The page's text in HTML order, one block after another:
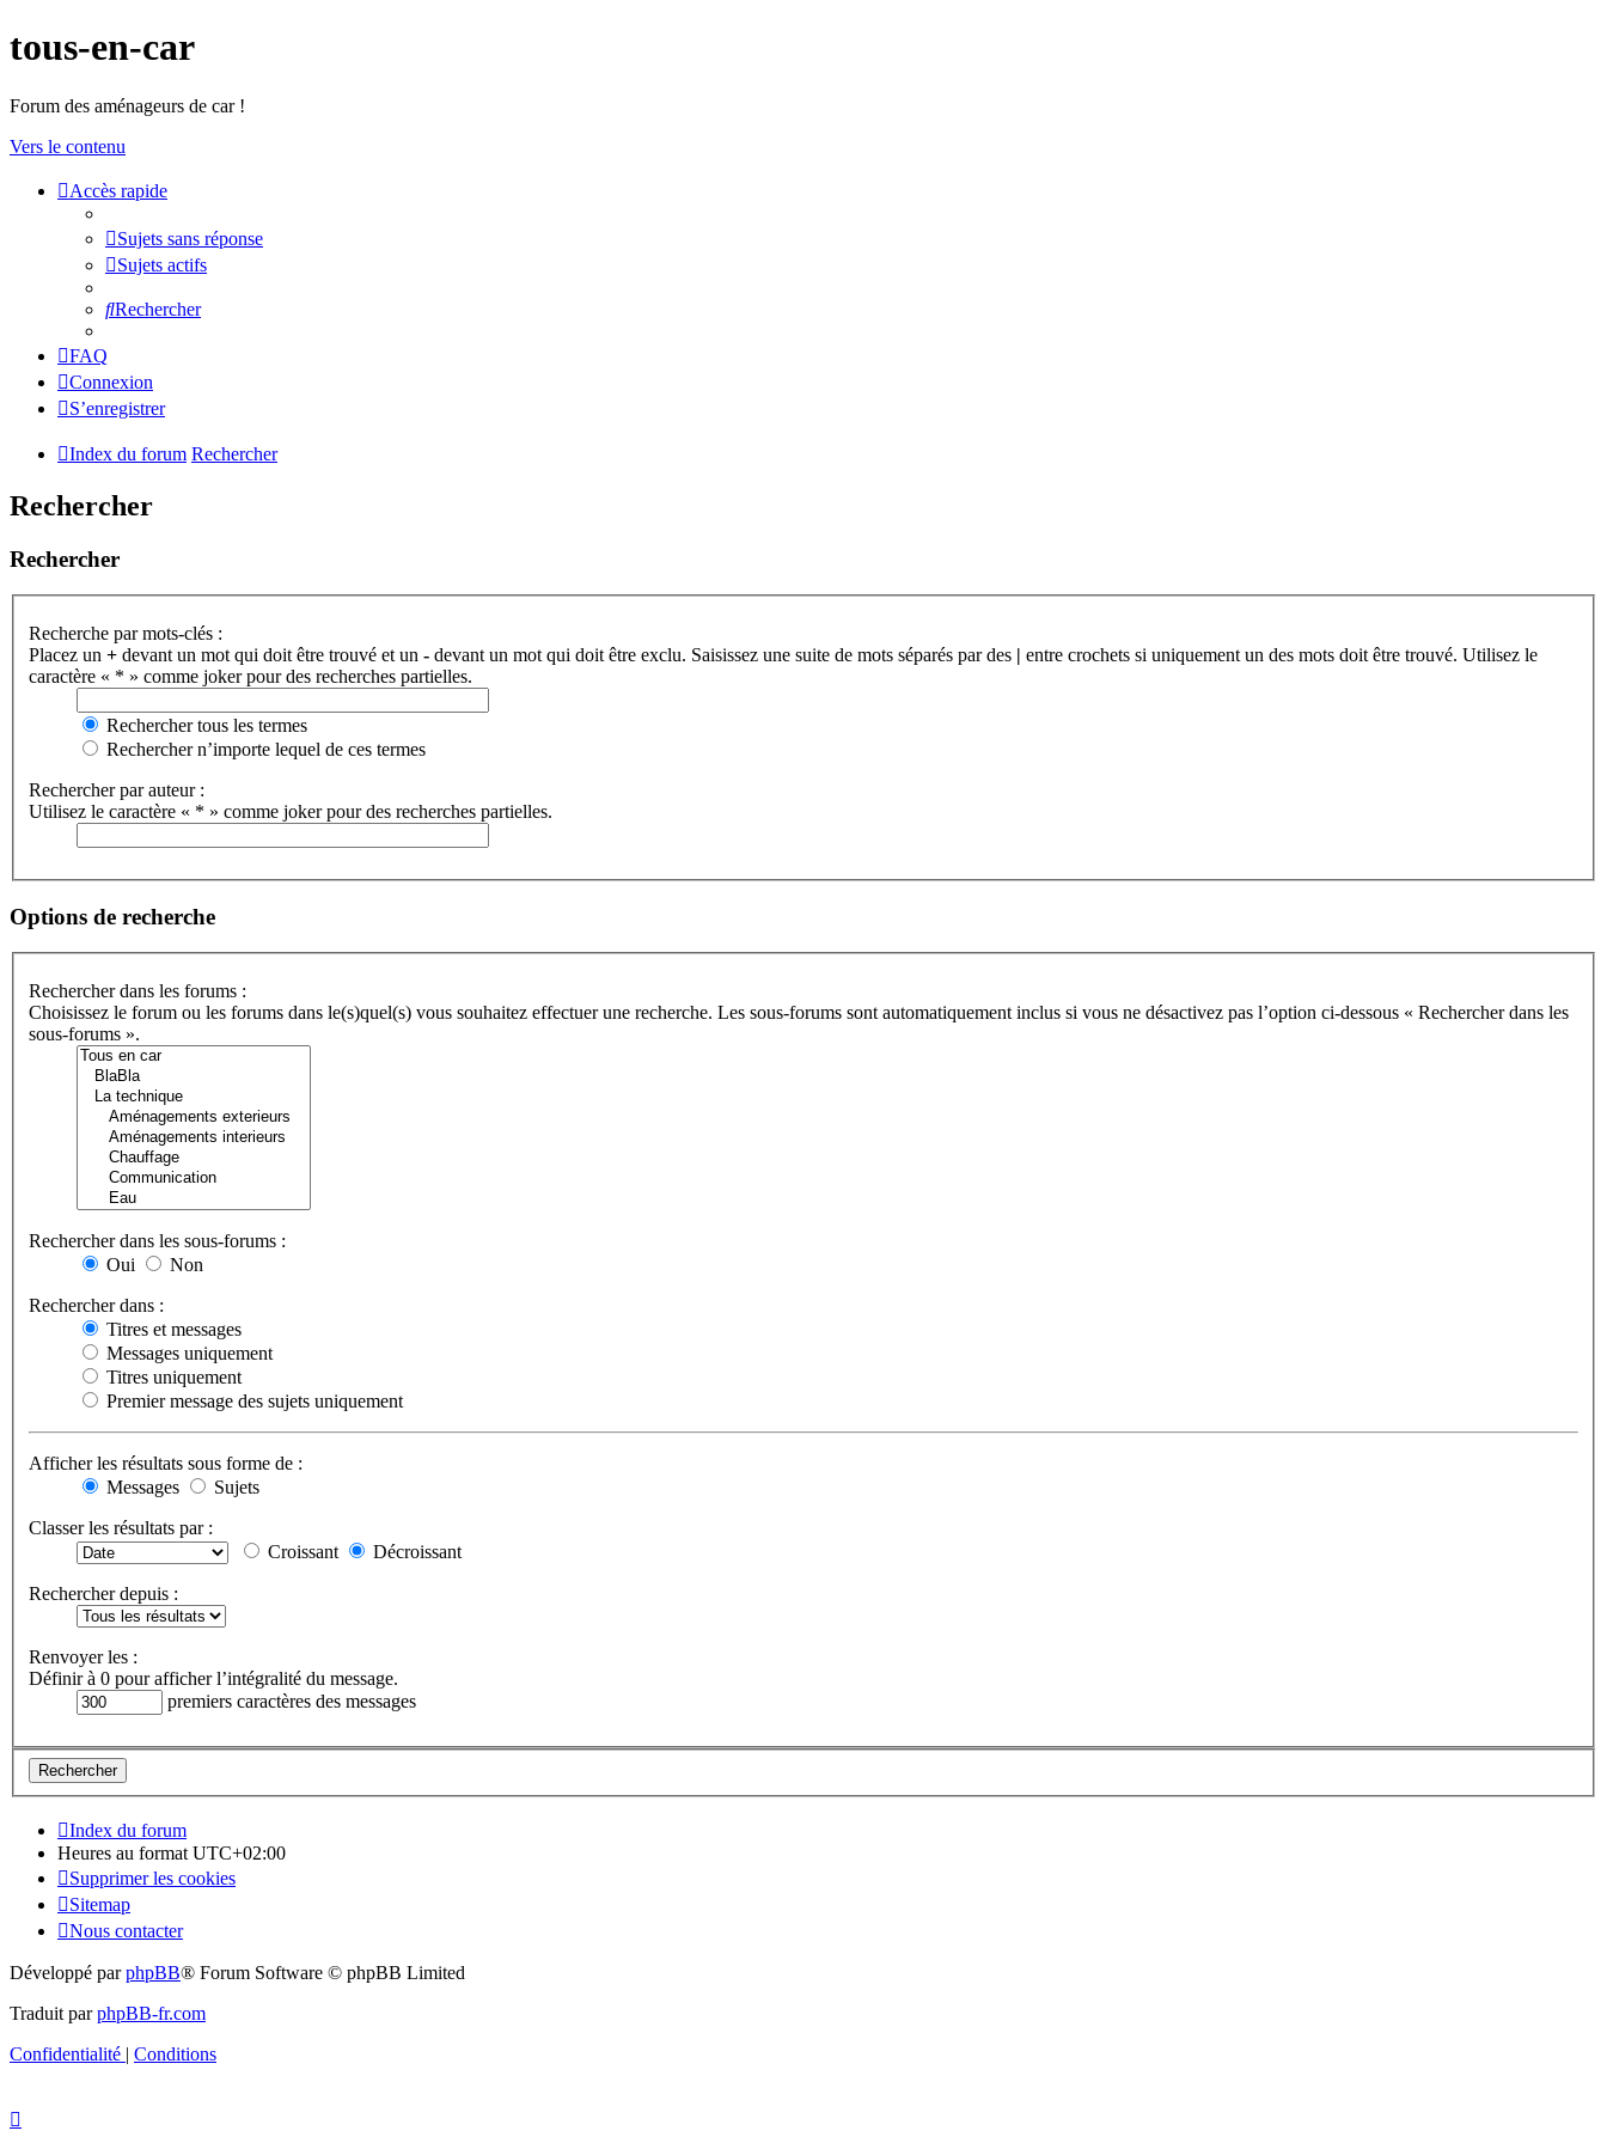
tous-en-car
Forum des aménageurs de car !
Vers le contenu
Accès rapide
Sujets sans réponse
Sujets actifs
Rechercher
FAQ
Connexion
S’enregistrer
Index du forum Rechercher
Rechercher
Rechercher
Recherche par mots-clés :
Placez un + devant un mot qui doit être trouvé et un - devant un mot qui doit être exclu. Saisissez une suite de mots séparés par des | entre crochets si uniquement un des mots doit être trouvé. Utilisez le
caractère « * » comme joker pour des recherches partielles.
Rechercher tous les termes
Rechercher n’importe lequel de ces termes
Rechercher par auteur :
Utilisez le caractère « * » comme joker pour des recherches partielles.
Options de recherche
Rechercher dans les forums :
Choisissez le forum ou les forums dans le(s)quel(s) vous souhaitez effectuer une recherche. Les sous-forums sont automatiquement inclus si vous ne désactivez pas l’option ci-dessous « Rechercher dans les
sous-forums ».
Rechercher dans les sous-forums :
Oui
Non
Rechercher dans :
Titres et messages
Messages uniquement
Titres uniquement
Premier message des sujets uniquement
Afficher les résultats sous forme de :
Messages
Sujets
Classer les résultats par :
Croissant
Décroissant
Rechercher depuis :
Renvoyer les :
Définir à 0 pour afficher l’intégralité du message.
premiers caractères des messages
Index du forum
Heures au format UTC+02:00
Supprimer les cookies
Sitemap
Nous contacter
Développé parphpBB® Forum Software © phpBB Limited
Traduit parphpBB-fr.com
Confidentialité | Conditions